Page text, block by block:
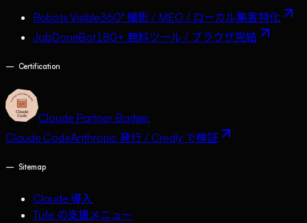
Robots Visible360° 撮影 / MEO / ローカル集客特化
JobDoneBot180+ 無料ツール / ブラウザ完結
— Certification
Claude Partner Badge:
Claude CodeAnthropic 発行 / Credly で検証
— Sitemap
Claude 導入
Tufe の支援メニュー